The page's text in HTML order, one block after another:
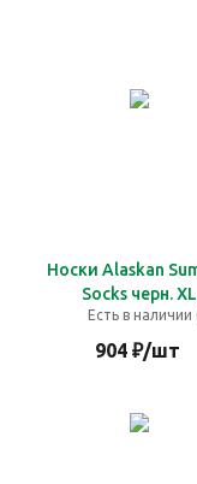
Носки Alaskan
Socks черн. XL
Есть в наличии
904₽/шт